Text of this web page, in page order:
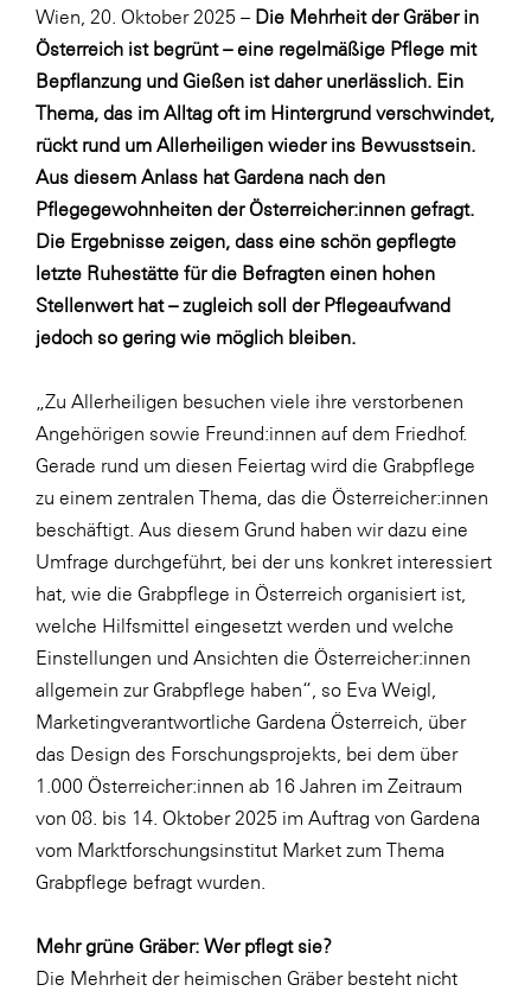
Fressnapf
FRoSTA
FV Energierohstoff & Kraftstoff
Gardena
Gas Connect Austria
GBV - Verband gemeinnütziger
Bauvereinigungen
Heimat Österreich
Johnson & Johnson
JELD-WEN DANA
kosaplaner
LAT Nitrogen
Libro
Lidl Österreich
Die Menü-Manufaktur
MTH Retail Group
OMV
PAGRO
PHH Rechtsanwält:innen
Salesforce
Wien, 20. Oktober 2025 – Die Mehrheit der Gräber in
Österreich ist begrünt – eine regelmäßige Pflege mit
Bepflanzung und Gießen ist daher unerlässlich. Ein
Thema, das im Alltag oft im Hintergrund verschwindet,
rückt rund um Allerheiligen wieder ins Bewusstsein.
Aus diesem Anlass hat Gardena nach den
Pflegegewohnheiten der Österreicher:innen gefragt.
Die Ergebnisse zeigen, dass eine schön gepflegte
letzte Ruhestätte für die Befragten einen hohen
Stellenwert hat – zugleich soll der Pflegeaufwand
jedoch so gering wie möglich bleiben.
„Zu Allerheiligen besuchen viele ihre verstorbenen
Angehörigen sowie Freund:innen auf dem Friedhof.
Gerade rund um diesen Feiertag wird die Grabpflege
zu einem zentralen Thema, das die Österreicher:innen
beschäftigt. Aus diesem Grund haben wir dazu eine
Umfrage durchgeführt, bei der uns konkret interessiert
hat, wie die Grabpflege in Österreich organisiert ist,
welche Hilfsmittel eingesetzt werden und welche
Einstellungen und Ansichten die Österreicher:innen
allgemein zur Grabpflege haben“, so Eva Weigl,
Marketingverantwortliche Gardena Österreich, über
das Design des Forschungsprojekts, bei dem über
1.000 Österreicher:innen ab 16 Jahren im Zeitraum
von 08. bis 14. Oktober 2025 im Auftrag von Gardena
vom Marktforschungsinstitut Market zum Thema
Grabpflege befragt wurden.
Mehr grüne Gräber: Wer pflegt sie?
Die Mehrheit der heimischen Gräber besteht nicht